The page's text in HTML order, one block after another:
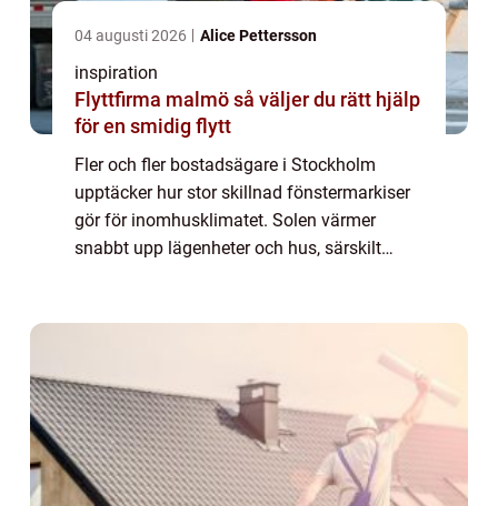
04 augusti 2026 Alice Pettersson
inspiration
Flyttfirma malmö så väljer du rätt hjälp
för en smidig flytt
Fler och fler bostadsägare i Stockholm
upptäcker hur stor skillnad fönstermarkiser
gör för inomhusklimatet. Solen värmer
snabbt upp lägenheter och hus, särskilt